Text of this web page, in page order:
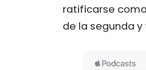
ratificarse
de la segunda